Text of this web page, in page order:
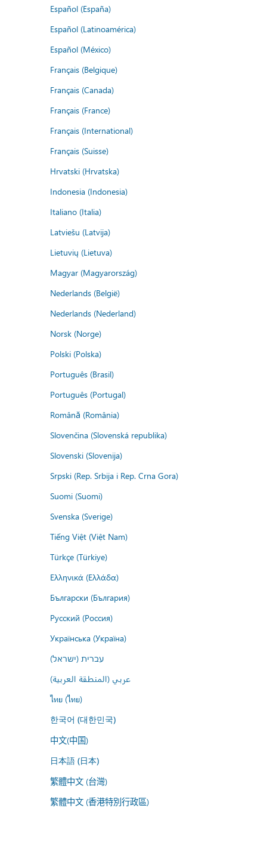
Español (España)
Español (Latinoamérica)
Español (México)
Français (Belgique)
Français (Canada)
Français (France)
Français (International)
Français (Suisse)
Hrvatski (Hrvatska)
Indonesia (Indonesia)
Italiano (Italia)
Latviešu (Latvija)
Lietuvių (Lietuva)
Magyar (Magyarország)
Nederlands (België)
Nederlands (Nederland)
Norsk (Norge)
Polski (Polska)
Português (Brasil)
Português (Portugal)
Română (România)
Slovenčina (Slovenská republika)
Slovenski (Slovenija)
Srpski (Rep. Srbija i Rep. Crna Gora)
Suomi (Suomi)
Svenska (Sverige)
Tiếng Việt (Việt Nam)
Türkçe (Türkiye)
Ελληνικά (Ελλάδα)
Български (България)
Русский (Россия)
Українська (Україна)
עברית (ישראל)
عربي (المنطقة العربية)
ไทย (ไทย)
한국어 (대한민국)
中文(中国)
日本語 (日本)
繁體中文 (台灣)
繁體中文 (香港特別行政區)